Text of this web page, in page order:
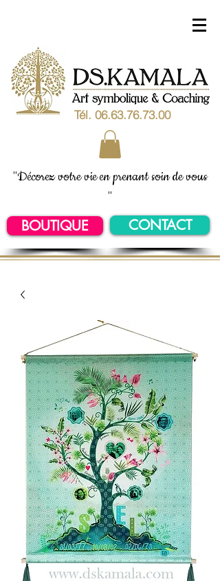
Tél. 06.63.76.73.00
"Décorez votre vie en prenant soin de vous
"
BOUTIQUE CONTACT